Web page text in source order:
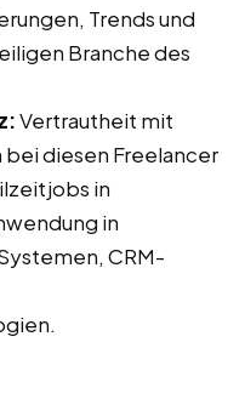
Trends und
Branche des
Vertrautheit mit
diesen Freelancer
in
in
CRM-